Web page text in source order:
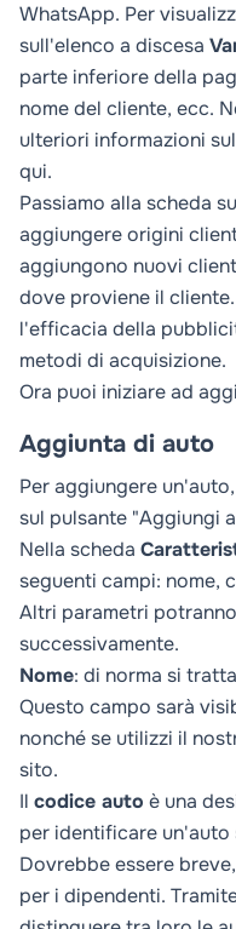
WhatsApp. Per
sull'elenco a discesa
parte inferiore della
nome del cliente, ecc.
ulteriori informazioni
qui.
Passiamo alla scheda
aggiungere origini
aggiungono nuovi
dove proviene il
l'efficacia della
metodi di acquisizione.
Ora puoi iniziare ad
Aggiunta di auto
Per aggiungere
sul pulsante "Aggiungi
Nella scheda
seguenti campi: nome,
Altri parametri
successivamente.
Nome: di norma si
Questo campo sarà
nonché se utilizzi il
sito.
Il codice auto è una
per identificare
Dovrebbe essere
per i dipendenti.